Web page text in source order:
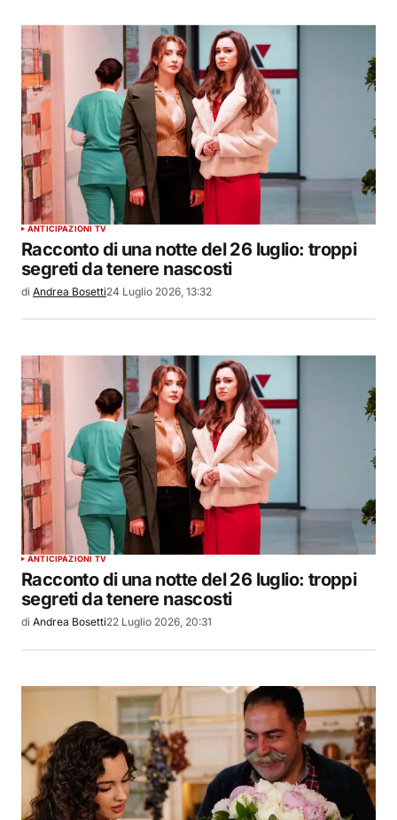
ANTICIPAZIONI TV
Racconto di una notte del 26 luglio: troppi
segreti da tenere nascosti
di Andrea Bosetti24 Luglio 2026, 13:32
ANTICIPAZIONI TV
Racconto di una notte del 26 luglio: troppi
segreti da tenere nascosti
di Andrea Bosetti22 Luglio 2026, 20:31